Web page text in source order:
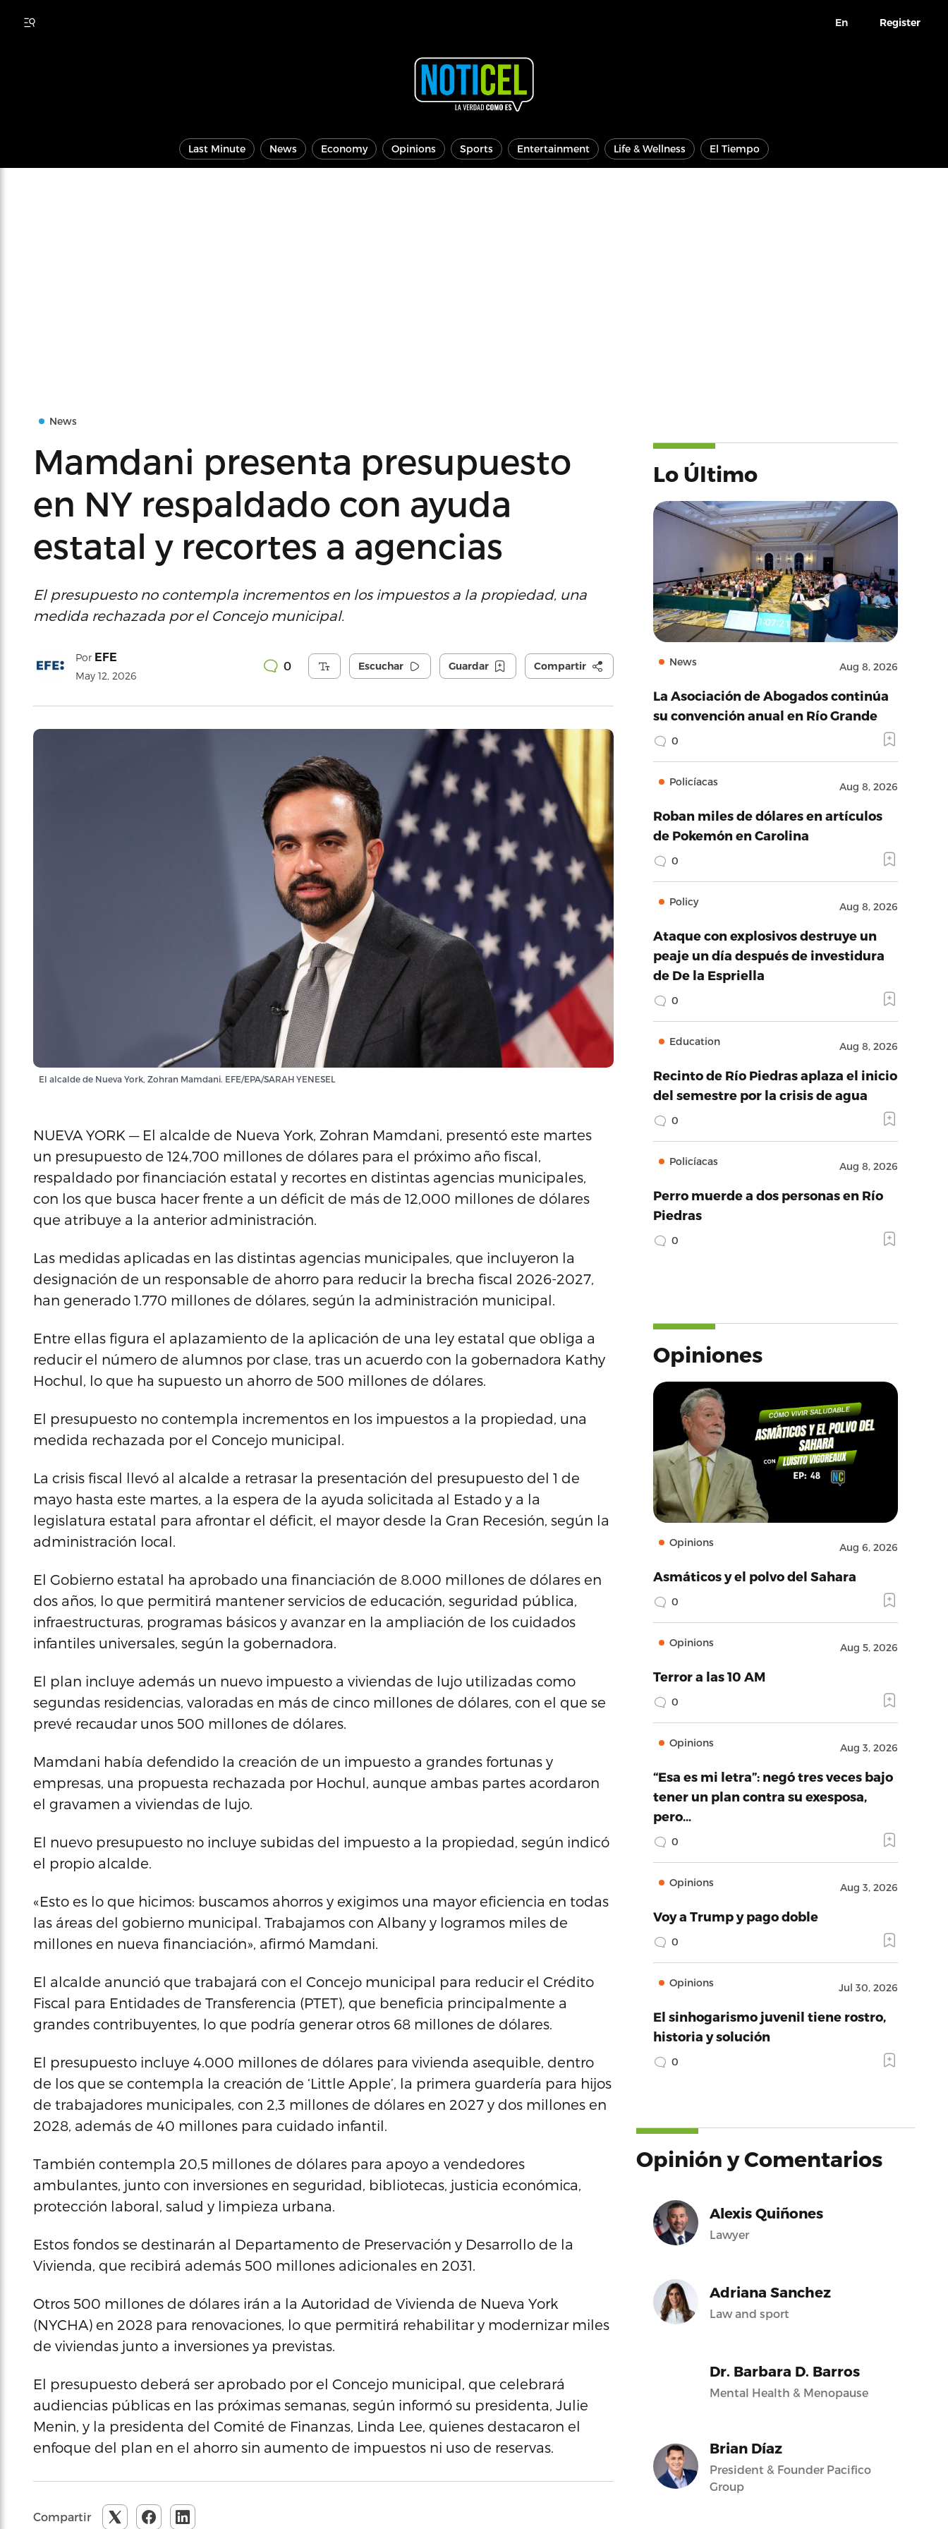
En Register
Last Minute News Economy Opinions Sports Entertainment Life & Wellness El Tiempo
News
Mamdani presenta presupuesto
en NY respaldado con ayuda
estatal y recortes a agencias
El presupuesto no contempla incrementos en los impuestos a la propiedad, una
medida rechazada por el Concejo municipal.
Por EFE
May 12, 2026
0 Escuchar Guardar Compartir
El alcalde de Nueva York, Zohran Mamdani. EFE/EPA/SARAH YENESEL
NUEVA YORK — El alcalde de Nueva York, Zohran Mamdani, presentó este martes
un presupuesto de 124,700 millones de dólares para el próximo año fiscal,
respaldado por financiación estatal y recortes en distintas agencias municipales,
con los que busca hacer frente a un déficit de más de 12,000 millones de dólares
que atribuye a la anterior administración.
Las medidas aplicadas en las distintas agencias municipales, que incluyeron la
designación de un responsable de ahorro para reducir la brecha fiscal 2026-2027,
han generado 1.770 millones de dólares, según la administración municipal.
Entre ellas figura el aplazamiento de la aplicación de una ley estatal que obliga a
reducir el número de alumnos por clase, tras un acuerdo con la gobernadora Kathy
Hochul, lo que ha supuesto un ahorro de 500 millones de dólares.
El presupuesto no contempla incrementos en los impuestos a la propiedad, una
medida rechazada por el Concejo municipal.
La crisis fiscal llevó al alcalde a retrasar la presentación del presupuesto del 1 de
mayo hasta este martes, a la espera de la ayuda solicitada al Estado y a la
legislatura estatal para afrontar el déficit, el mayor desde la Gran Recesión, según la
administración local.
El Gobierno estatal ha aprobado una financiación de 8.000 millones de dólares en
dos años, lo que permitirá mantener servicios de educación, seguridad pública,
infraestructuras, programas básicos y avanzar en la ampliación de los cuidados
infantiles universales, según la gobernadora.
El plan incluye además un nuevo impuesto a viviendas de lujo utilizadas como
segundas residencias, valoradas en más de cinco millones de dólares, con el que se
prevé recaudar unos 500 millones de dólares.
Mamdani había defendido la creación de un impuesto a grandes fortunas y
empresas, una propuesta rechazada por Hochul, aunque ambas partes acordaron
el gravamen a viviendas de lujo.
El nuevo presupuesto no incluye subidas del impuesto a la propiedad, según indicó
el propio alcalde.
«Esto es lo que hicimos: buscamos ahorros y exigimos una mayor eficiencia en todas
las áreas del gobierno municipal. Trabajamos con Albany y logramos miles de
millones en nueva financiación», afirmó Mamdani.
El alcalde anunció que trabajará con el Concejo municipal para reducir el Crédito
Fiscal para Entidades de Transferencia (PTET), que beneficia principalmente a
grandes contribuyentes, lo que podría generar otros 68 millones de dólares.
El presupuesto incluye 4.000 millones de dólares para vivienda asequible, dentro
de los que se contempla la creación de ‘Little Apple’, la primera guardería para hijos
de trabajadores municipales, con 2,3 millones de dólares en 2027 y dos millones en
2028, además de 40 millones para cuidado infantil.
También contempla 20,5 millones de dólares para apoyo a vendedores
ambulantes, junto con inversiones en seguridad, bibliotecas, justicia económica,
protección laboral, salud y limpieza urbana.
Estos fondos se destinarán al Departamento de Preservación y Desarrollo de la
Vivienda, que recibirá además 500 millones adicionales en 2031.
Otros 500 millones de dólares irán a la Autoridad de Vivienda de Nueva York
(NYCHA) en 2028 para renovaciones, lo que permitirá rehabilitar y modernizar miles
de viviendas junto a inversiones ya previstas.
El presupuesto deberá ser aprobado por el Concejo municipal, que celebrará
audiencias públicas en las próximas semanas, según informó su presidenta, Julie
Menin, y la presidenta del Comité de Finanzas, Linda Lee, quienes destacaron el
enfoque del plan en el ahorro sin aumento de impuestos ni uso de reservas.
Compartir
Lo Último
News Aug 8, 2026
La Asociación de Abogados continúa
su convención anual en Río Grande
0
Policíacas Aug 8, 2026
Roban miles de dólares en artículos
de Pokemón en Carolina
0
Policy Aug 8, 2026
Ataque con explosivos destruye un
peaje un día después de investidura
de De la Espriella
0
Education Aug 8, 2026
Recinto de Río Piedras aplaza el inicio
del semestre por la crisis de agua
0
Policíacas Aug 8, 2026
Perro muerde a dos personas en Río
Piedras
0
Opiniones
Opinions Aug 6, 2026
Asmáticos y el polvo del Sahara
0
Opinions Aug 5, 2026
Terror a las 10 AM
0
Opinions Aug 3, 2026
“Esa es mi letra”: negó tres veces bajo
tener un plan contra su exesposa,
pero…
0
Opinions Aug 3, 2026
Voy a Trump y pago doble
0
Opinions Jul 30, 2026
El sinhogarismo juvenil tiene rostro,
historia y solución
0
Opinión y Comentarios
Alexis Quiñones
Lawyer
Adriana Sanchez
Law and sport
Dr. Barbara D. Barros
Mental Health & Menopause
Brian Díaz
President & Founder Pacifico
Group